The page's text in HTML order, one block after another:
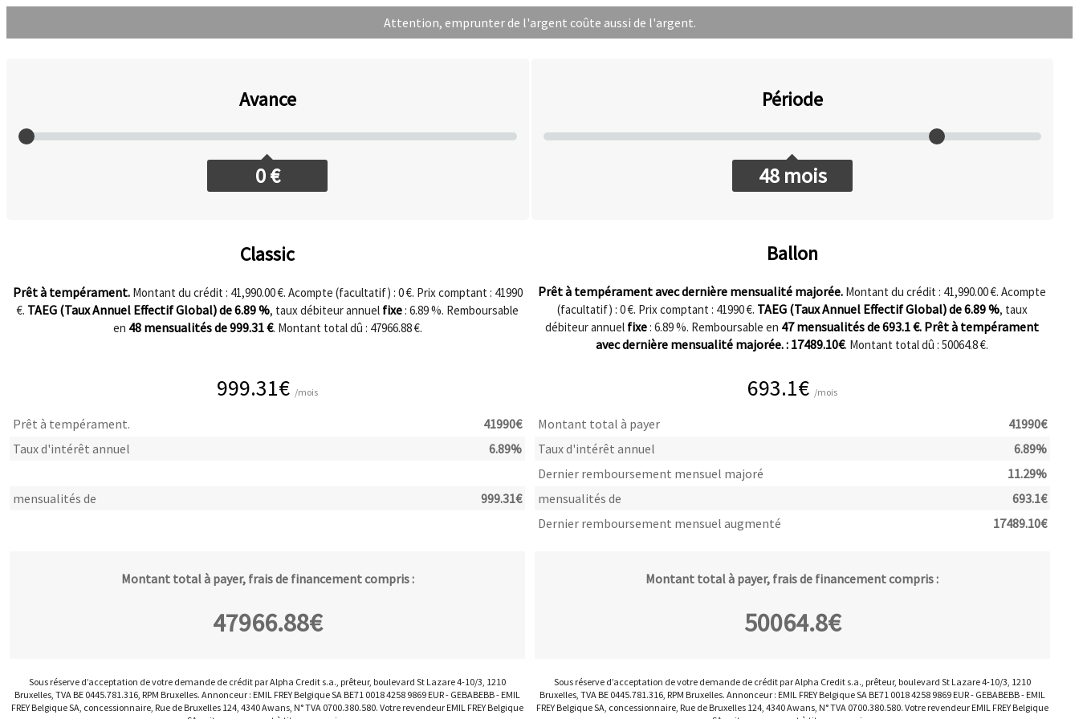
Attention, emprunter de l'argent coûte aussi de l'argent.
Avance
0€
Période
48 mois
Classic
Prêt à tempérament.Montant du crédit : 41,990.00 €. Acompte (facultatif) : 0€. Prix comptant : 41990
€. TAEG (Taux Annuel Effectif Global) de6.89%, taux débiteur annuel fixe: 6.89%. Remboursable
en 48mensualités de999.31€. Montant total dû : 47966.88€.
999.31€ /mois
Prêt à tempérament. 41990€
Taux d'intérêt annuel
6.89%
mensualités de 999.31€
Montant total à payer, frais de financement compris :
47966.88€
Sous réserve d’acceptation de votre demande de crédit par Alpha Credit s.a., prêteur, boulevard St Lazare 4-10/3, 1210
Bruxelles, TVA BE 0445.781.316, RPM Bruxelles. Annonceur : EMIL FREY Belgique SA BE71 0018 4258 9869 EUR - GEBABEBB - EMIL
FREY Belgique SA, concessionnaire, Rue de Bruxelles 124, 4340 Awans, N° TVA 0700.380.580. Votre revendeur EMIL FREY Belgique
Ballon
Prêt à tempérament avec dernière mensualité majorée. Montant du crédit : 41,990.00 €. Acompte
(facultatif) : 0€. Prix comptant : 41990€. TAEG (Taux Annuel Effectif Global) de6.89%, taux
débiteur annuel fixe:6.89%. Remboursable en 47mensualités de693.1€. Prêt à tempérament
avec dernière mensualité majorée. : 17489.10€. Montant total dû :50064.8€.
693.1€ /mois
Montant total à payer 41990€
Taux d'intérêt annuel
6.89%
Dernier remboursement mensuel majoré
11.29%
mensualités de
693.1€
Dernier remboursement mensuel augmenté
17489.10€
Montant total à payer, frais de financement compris :
50064.8€
Sous réserve d’acceptation de votre demande de crédit par Alpha Credit s.a., prêteur, boulevard St Lazare 4-10/3, 1210
Bruxelles, TVA BE 0445.781.316, RPM Bruxelles. Annonceur : EMIL FREY Belgique SA BE71 0018 4258 9869 EUR - GEBABEBB - EMIL
FREY Belgique SA, concessionnaire, Rue de Bruxelles 124, 4340 Awans, N° TVA 0700.380.580. Votre revendeur EMIL FREY Belgique